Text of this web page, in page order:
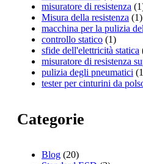
misuratore di resistenza
Misura della resistenza (1)
macchina per la pulizia
controllo statico (1)
sfide dell'elettricità statica
misuratore di resistenza
pulizia degli pneumatici
tester per cinturini da
Categorie
Blog (20)